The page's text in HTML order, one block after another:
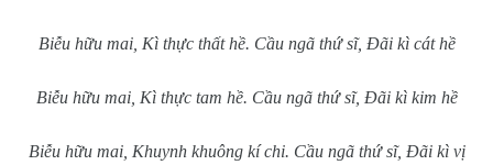
Biễu hữu mai, Kì thực thất hề. Cầu ngã thứ sĩ, Đãi kì cát hề
Biễu hữu mai, Kì thực tam hề. Cầu ngã thứ sĩ, Đãi kì kim hề
Biễu hữu mai, Khuynh khuông kí chi. Cầu ngã thứ sĩ, Đãi kì vị